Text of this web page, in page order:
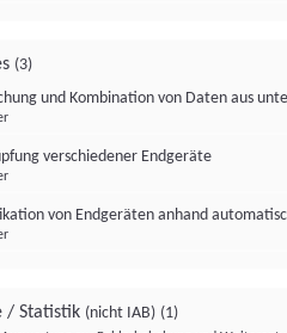
(3)
und Kombination von Daten aus
verschiedener Endgeräte
von Endgeräten anhand
/ Statistik (nicht IAB) (1)